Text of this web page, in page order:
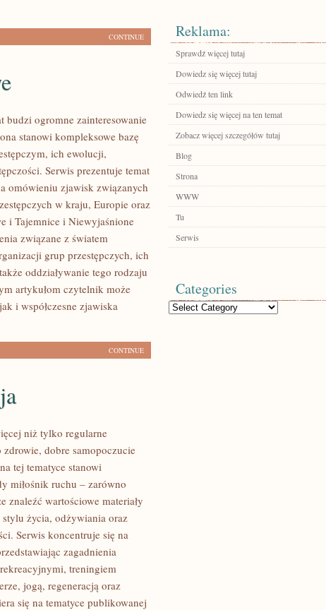
CONTINUE
budzi ogromne zainteresowanie
stanowi kompleksowe bazę
ich ewolucji,
Serwis prezentuje temat
omówieniu zjawisk związanych
w kraju, Europie oraz
i Tajemnice i Niewyjaśnione
związane z światem
grup przestępczych, ich
oddziaływanie tego rodzaju
artykułom czytelnik może
i współczesne zjawiska
CONTINUE
niż tylko regularne
dobre samopoczucie
tej tematyce stanowi
miłośnik ruchu – zarówno
znaleźć wartościowe materiały
życia, odżywiania oraz
Serwis koncentruje się na
zagadnienia
treningiem
jogą, regeneracją oraz
się na tematyce publikowanej
Reklama:
Sprawdź więcej tutaj
Dowiedz się więcej tutaj
Odwiedź ten link
Dowiedz się więcej na ten temat
Zobacz więcej szczegółów tutaj
Blog
Strona
WWW
Tu
Serwis
Categories
Categories